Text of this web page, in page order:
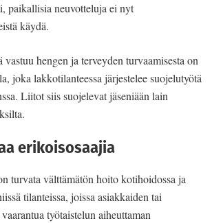
paikallisia neuvotteluja ei nyt
käydä.
vastuu hengen ja terveyden turvaamisesta on
joka lakkotilanteessa järjestelee suojelutyötä
Liitot siis suojelevat jäseniään lain
erikoisosaajia
turvata välttämätön hoito kotihoidossa ja
tilanteissa, joissa asiakkaiden tai
työtaistelun aiheuttaman